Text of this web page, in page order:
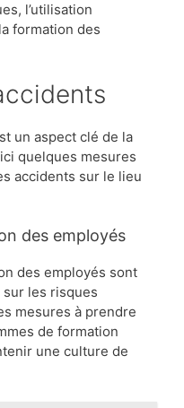
l’utilisation
formation des
un aspect clé de la
quelques mesures
accidents sur le lieu
des employés
des employés sont
les risques
mesures à prendre
de formation
une culture de